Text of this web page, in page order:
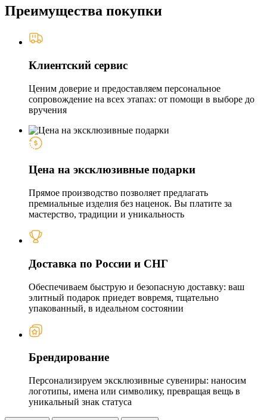
Преимущества покупки
Клиентский сервис
Ценим доверие и предоставляем персональное
сопровождение на всех этапах: от помощи в выборе до
вручения
Цена на эксклюзивные подарки
Прямое производство позволяет предлагать
премиальные изделия без наценок. Вы платите за
мастерство, традиции и уникальность
Доставка по России и СНГ
Обеспечиваем быструю и безопасную доставку: ваш
элитный подарок приедет вовремя, тщательно
упакованный, в идеальном состоянии
Брендирование
Персонализируем эксклюзивные сувениры: наносим
логотипы, имена или символику, превращая вещь в
уникальный знак статуса